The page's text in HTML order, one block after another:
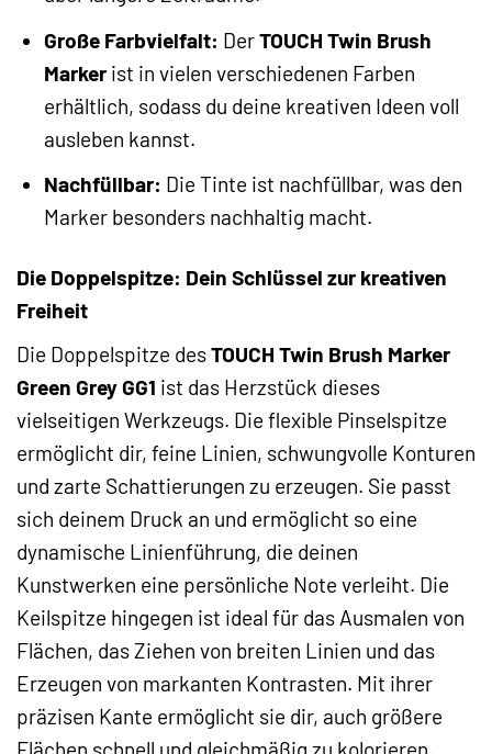
Große Farbvielfalt: DerTOUCH Twin Brush
Markerist in vielen verschiedenen Farben
erhältlich, sodass du deine kreativen Ideen voll
ausleben kannst.
Nachfüllbar: Die Tinte ist nachfüllbar, was den
Marker besonders nachhaltig macht.
Die Doppelspitze: Dein Schlüssel zur kreativen
Freiheit
Die Doppelspitze desTOUCH Twin Brush Marker
Green Grey GG1 ist das Herzstück dieses
vielseitigen Werkzeugs. Die flexible Pinselspitze
ermöglicht dir, feine Linien, schwungvolle Konturen
und zarte Schattierungen zu erzeugen. Sie passt
sich deinem Druck an und ermöglicht so eine
dynamische Linienführung, die deinen
Kunstwerken eine persönliche Note verleiht. Die
Keilspitze hingegen ist ideal für das Ausmalen von
Flächen, das Ziehen von breiten Linien und das
Erzeugen von markanten Kontrasten. Mit ihrer
präzisen Kante ermöglicht sie dir, auch größere